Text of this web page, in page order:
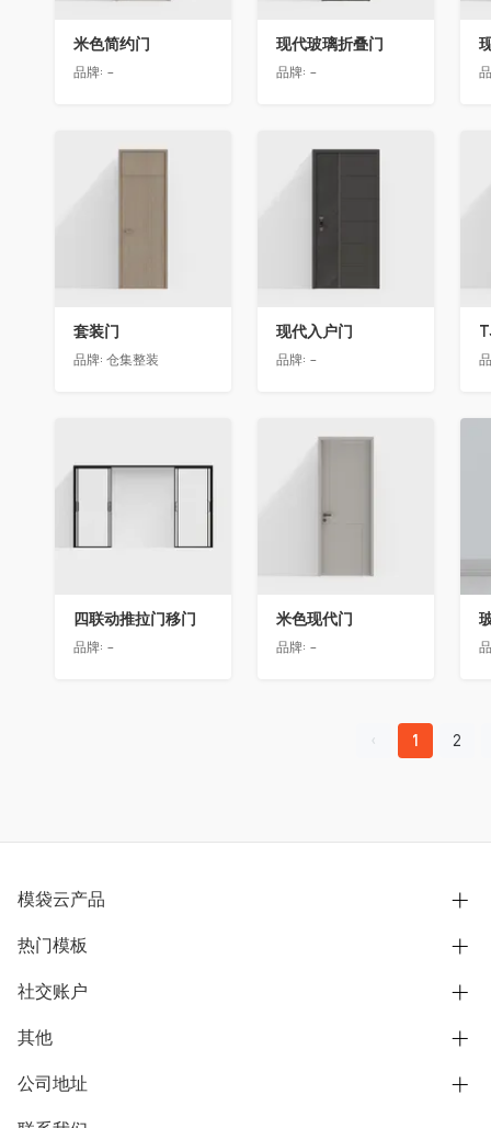
米色简约门
品牌: -
现代玻璃折叠门
品牌: -
收藏
套装门
品牌: 仓集整装
收藏
现代入户门
品牌: -
四联动推拉门移门
品牌: -
收藏
米色现代门
品牌: -
1 2
模袋云产品
别墅设计营销
模型协同展示分享
别墅社区
热门模板
欧式别墅
中式别墅
社交账户
B站
抖音
微信公众号
其他
用户服务协议
隐私政策
公司地址